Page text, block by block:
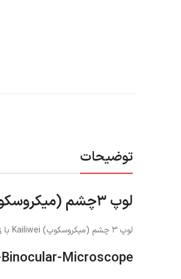
توضیحات
لوپ ۳چشم (میکروسکوپ) ‌Black Kailiwei
لوپ ۳ چشم (میکروسکوپ) Kailiwei با زوم ۵۵ ایکس
Microscope